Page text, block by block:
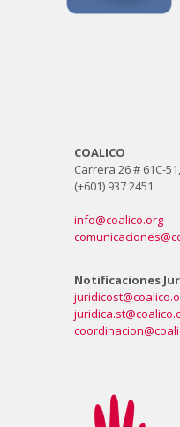
COALICO
Carrera 26 # 61C-
(+601) 937 2451
info@coalico.org
Notificaciones